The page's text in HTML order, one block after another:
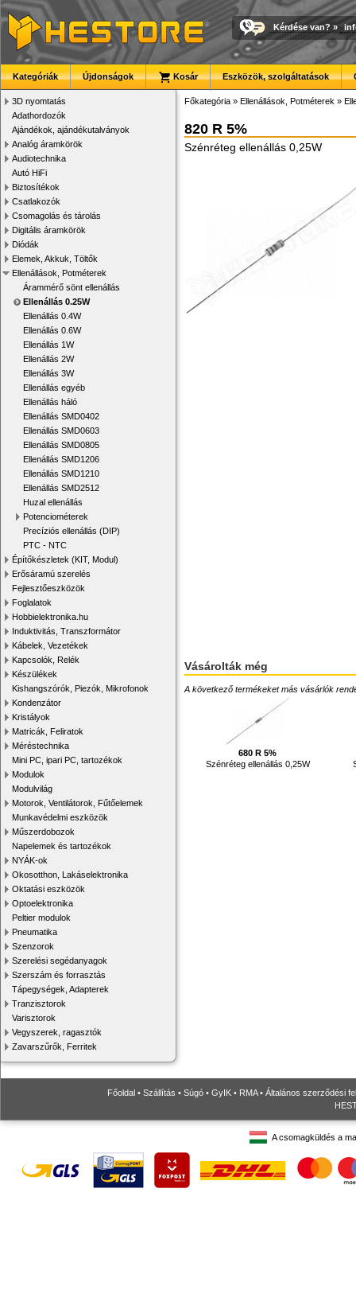
Kérdése van? »
Kategóriák Újdonságok Kosár Eszközök, szolgáltatások
3D nyomtatás
Adathordozók
Ajándékok, ajándékutalványok
Analóg áramkörök
Audiotechnika
Autó HiFi
Biztosítékok
Csatlakozók
Csomagolás és tárolás
Digitális áramkörök
Diódák
Elemek, Akkuk, Töltők
Ellenállások, Potméterek
Árammérő sönt ellenállás
Ellenállás 0.25W
Ellenállás 0.4W
Ellenállás 0.6W
Ellenállás 1W
Ellenállás 2W
Ellenállás 3W
Ellenállás egyéb
Ellenállás háló
Ellenállás SMD0402
Ellenállás SMD0603
Ellenállás SMD0805
Ellenállás SMD1206
Ellenállás SMD1210
Ellenállás SMD2512
Huzal ellenállás
Potenciométerek
Precíziós ellenállás (DIP)
PTC - NTC
Építőkészletek (KIT, Modul)
Erősáramú szerelés
Fejlesztőeszközök
Foglalatok
Hobbielektronika.hu
Induktivitás, Transzformátor
Kábelek, Vezetékek
Kapcsolók, Relék
Készülékek
Kishangszórók, Piezók, Mikrofonok
Kondenzátor
Kristályok
Matricák, Feliratok
Méréstechnika
Mini PC, ipari PC, tartozékok
Modulok
Modulvilág
Motorok, Ventilátorok, Fűtőelemek
Munkavédelmi eszközök
Műszerdobozok
Napelemek és tartozékok
NYÁK-ok
Okosotthon, Lakáselektronika
Oktatási eszközök
Optoelektronika
Peltier modulok
Pneumatika
Szenzorok
Szerelési segédanyagok
Szerszám és forrasztás
Tápegységek, Adapterek
Tranzisztorok
Varisztorok
Vegyszerek, ragasztók
Zavarszűrők, Ferritek
Főkategória » Ellenállások, Potméterek »
820 R 5%
Szénréteg ellenállás 0,25W
Vásárolták még
A következő termékeket más vásárlók
680 R 5%
Szénréteg ellenállás 0,25W
Főoldal • Szállítás • Súgó • GyIK • RMA• Általános szerződési
A csomagküldés a